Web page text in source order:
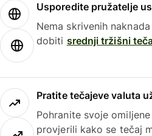
Usporedite pružatelje
Nema skrivenih
dobiti srednji tržišni
Pratite tečajeve valuta
Pohranite svoje
provjerili kako se tečaj